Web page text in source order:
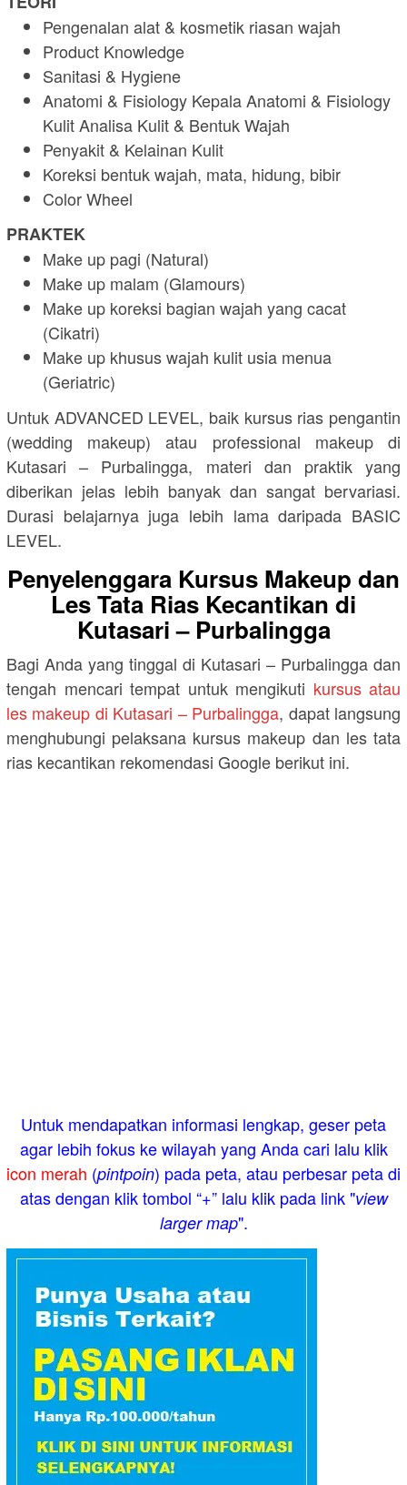
Pengenalan alat & kosmetik riasan wajah
Product Knowledge
Sanitasi & Hygiene
Anatomi & Fisiology Kepala Anatomi & Fisiology
Kulit Analisa Kulit & Bentuk Wajah
Penyakit & Kelainan Kulit
Koreksi bentuk wajah, mata, hidung, bibir
Color Wheel
PRAKTEK
Make up pagi (Natural)
Make up malam (Glamours)
Make up koreksi bagian wajah yang cacat
(Cikatri)
Make up khusus wajah kulit usia menua
(Geriatric)
Untuk ADVANCED LEVEL, baik kursus rias pengantin
(wedding makeup) atau professional makeup di
Kutasari – Purbalingga, materi dan praktik yang
diberikan jelas lebih banyak dan sangat bervariasi.
Durasi belajarnya juga lebih lama daripada BASIC
LEVEL.
Penyelenggara Kursus Makeup dan
Les Tata Rias Kecantikan di
Kutasari – Purbalingga
Bagi Anda yang tinggal di Kutasari – Purbalingga dan
tengah mencari tempat untuk mengikuti kursus atau
les makeup di Kutasari – Purbalingga, dapat langsung
menghubungi pelaksana kursus makeup dan les tata
rias kecantikan rekomendasi Google berikut ini.
Untuk mendapatkan informasi lengkap, geser peta
agar lebih fokus ke wilayah yang Anda cari lalu klik
icon merah (pintpoin) pada peta, atau perbesar peta di
atas dengan klik tombol “+” lalu klik pada link "view
larger map".